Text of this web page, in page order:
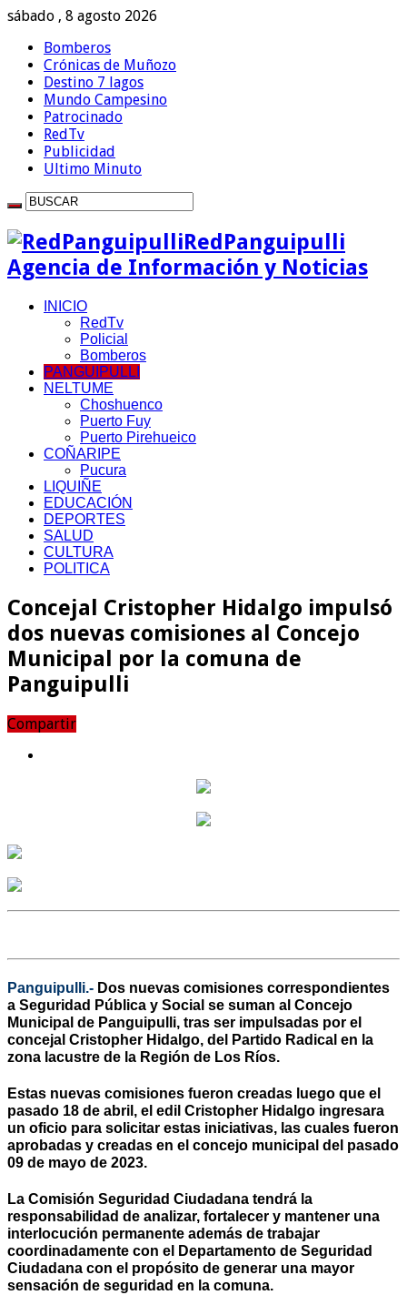
sábado , 8 agosto 2026
Bomberos
Crónicas de Muñozo
Destino 7 lagos
Mundo Campesino
Patrocinado
RedTv
Publicidad
Ultimo Minuto
RedPanguipulli
Agencia de Información y Noticias
INICIO
RedTv
Policial
Bomberos
PANGUIPULLI
NELTUME
Choshuenco
Puerto Fuy
Puerto Pirehueico
COÑARIPE
Pucura
LIQUIÑE
EDUCACIÓN
DEPORTES
SALUD
CULTURA
POLITICA
Concejal Cristopher Hidalgo impulsó
dos nuevas comisiones al Concejo
Municipal por la comuna de
Panguipulli
Compartir
Panguipulli.- Dos nuevas comisiones correspondientes
a Seguridad Pública y Social se suman al Concejo
Municipal de Panguipulli, tras ser impulsadas por el
concejal Cristopher Hidalgo, del Partido Radical en la
zona lacustre de la Región de Los Ríos.
Estas nuevas comisiones fueron creadas luego que el
pasado 18 de abril, el edil Cristopher Hidalgo ingresara
un oficio para solicitar estas iniciativas, las cuales fueron
aprobadas y creadas en el concejo municipal del pasado
09 de mayo de 2023.
La Comisión Seguridad Ciudadana tendrá la
responsabilidad de analizar, fortalecer y mantener una
interlocución permanente además de trabajar
coordinadamente con el Departamento de Seguridad
Ciudadana con el propósito de generar una mayor
sensación de seguridad en la comuna.